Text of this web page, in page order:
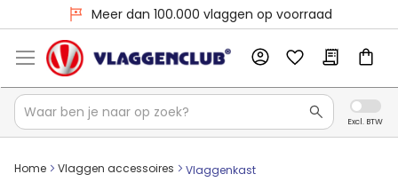
Meer dan 100.000 vlaggen op voorraad
Home Vlaggen accessoires Vlaggenkast